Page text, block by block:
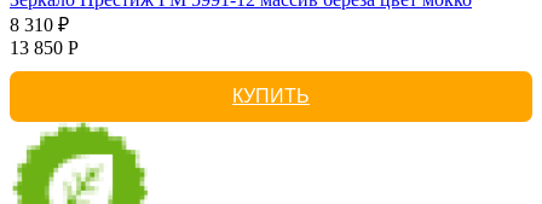
8 310 ₽
13 850 Р
КУПИТЬ